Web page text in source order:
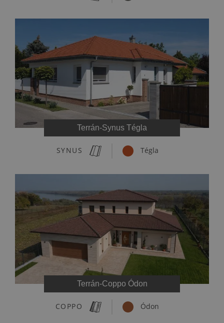
Terrán-Synus Tégla
SYNUS Tégla
Terrán-Coppo Ódon
COPPO Ódon